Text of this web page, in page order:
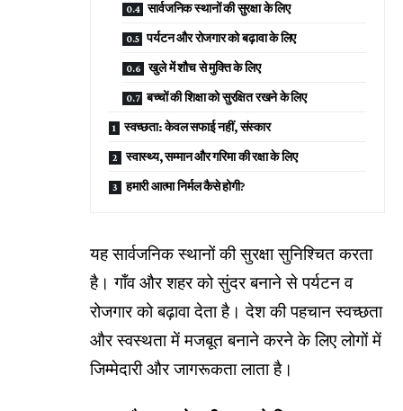
सार्वजनिक स्थानों की सुरक्षा के लिए
पर्यटन और रोजगार को बढ़ावा के लिए
खुले में शौच से मुक्ति के लिए
बच्चों की शिक्षा को सुरक्षित रखने के लिए
स्वच्छता: केवल सफाई नहीं, संस्कार
स्वास्थ्य, सम्मान और गरिमा की रक्षा के लिए
हमारी आत्मा निर्मल कैसे होगी?
यह सार्वजनिक स्थानों की सुरक्षा सुनिश्चित करता
है। गाँव और शहर को सुंदर बनाने से पर्यटन व
रोजगार को बढ़ावा देता है। देश की पहचान स्वच्छता
और स्वस्थता में मजबूत बनाने करने के लिए लोगों में
जिम्मेदारी और जागरूकता लाता है।